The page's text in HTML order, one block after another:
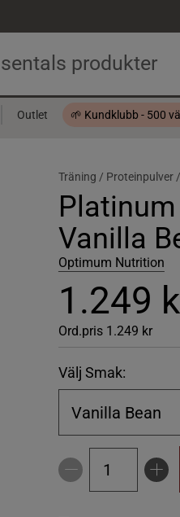
Outlet 🌱 Kundklubb - 500
Träning / Proteinpulver /
Platinum
Vanilla
Optimum Nutrition
1.249
Ord.pris 1.249 kr
Välj Smak:
Vanilla Bean